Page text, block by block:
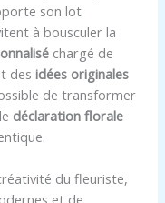
son lot
à bousculer la
chargé de
desidées originales
de transformer
déclaration florale
du fleuriste,